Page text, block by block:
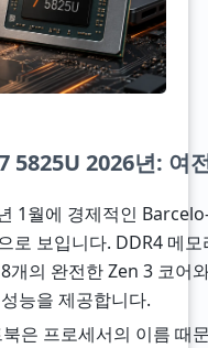
5825U 2026년: 여
1월에 경제적인
로 보입니다. DDR4 메
개의 완전한 Zen 3 코어
능을 제공합니다.
은 프로세서의 이름 때